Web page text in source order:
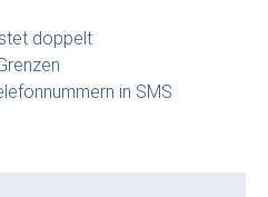
doppelt
in SMS